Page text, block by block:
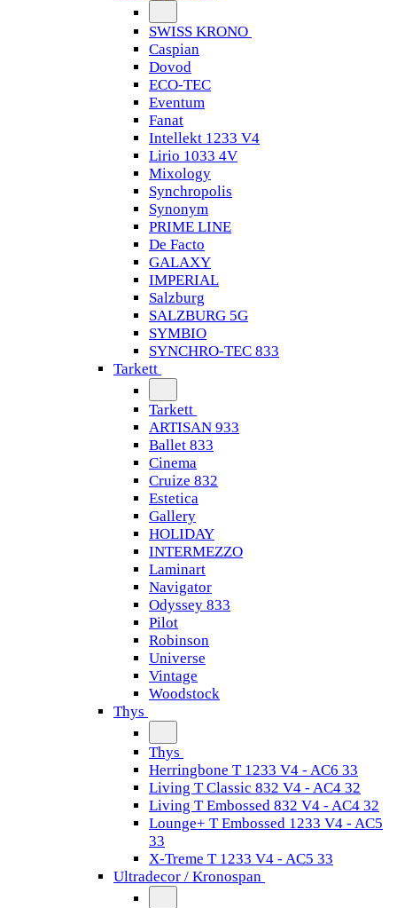
SWISS KRONO
Caspian
Dovod
ECO-TEC
Eventum
Fanat
Intellekt 1233 V4
Lirio 1033 4V
Mixology
Synchropolis
Synonym
PRIME LINE
De Facto
GALAXY
IMPERIAL
Salzburg
SALZBURG 5G
SYMBIO
SYNCHRO-TEC 833
Tarkett
Tarkett
ARTISAN 933
Ballet 833
Cinema
Cruize 832
Estetica
Gallery
HOLIDAY
INTERMEZZO
Laminart
Navigator
Odyssey 833
Pilot
Robinson
Universe
Vintage
Woodstock
Thys
Thys
Herringbone T 1233 V4 - AC6 33
Living T Classic 832 V4 - AC4 32
Living T Embossed 832 V4 - AC4 32
Lounge+ T Embossed 1233 V4 - AC5
33
X-Treme T 1233 V4 - AC5 33
Ultradecor / Kronospan